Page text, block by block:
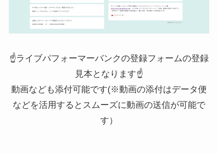
☝ライブパフォーマーバンクの登録フォームの登録
見本となります☝
動画なども添付可能です(※動画の添付はデータ便
などを活用するとスムーズに動画の送信が可能で
す）